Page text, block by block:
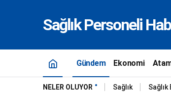
Sağlık Personeli
Gündem Ekonomi
NELER OLUYOR Sağlık Sağlık